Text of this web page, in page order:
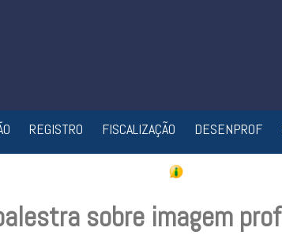
REGISTRO FISCALIZAÇÃO DESENPROF
sobre imagem